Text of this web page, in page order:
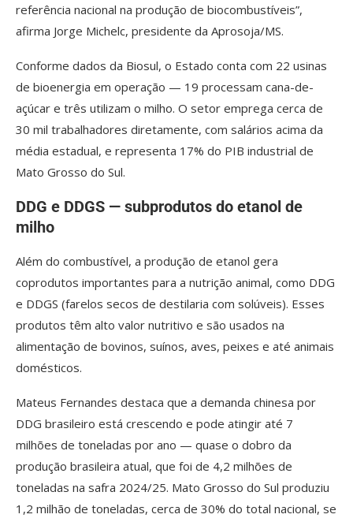
referência nacional na produção de biocombustíveis”,
afirma Jorge Michelc, presidente da Aprosoja/MS.
Conforme dados da Biosul, o Estado conta com 22 usinas
de bioenergia em operação — 19 processam cana-de-
açúcar e três utilizam o milho. O setor emprega cerca de
30 mil trabalhadores diretamente, com salários acima da
média estadual, e representa 17% do PIB industrial de
Mato Grosso do Sul.
DDG e DDGS — subprodutos do etanol de
milho
Além do combustível, a produção de etanol gera
coprodutos importantes para a nutrição animal, como DDG
e DDGS (farelos secos de destilaria com solúveis). Esses
produtos têm alto valor nutritivo e são usados na
alimentação de bovinos, suínos, aves, peixes e até animais
domésticos.
Mateus Fernandes destaca que a demanda chinesa por
DDG brasileiro está crescendo e pode atingir até 7
milhões de toneladas por ano — quase o dobro da
produção brasileira atual, que foi de 4,2 milhões de
toneladas na safra 2024/25. Mato Grosso do Sul produziu
1,2 milhão de toneladas, cerca de 30% do total nacional, se